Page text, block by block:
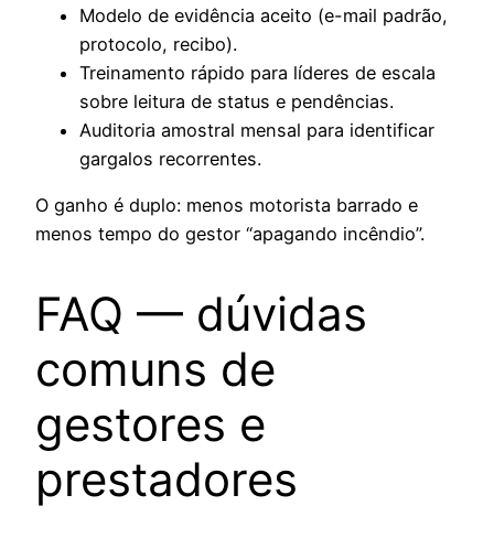
Modelo de evidência aceito (e-mail padrão,
protocolo, recibo).
Treinamento rápido para líderes de escala
sobre leitura de status e pendências.
Auditoria amostral mensal para identificar
gargalos recorrentes.
O ganho é duplo: menos motorista barrado e
menos tempo do gestor “apagando incêndio”.
FAQ — dúvidas
comuns de
gestores e
prestadores